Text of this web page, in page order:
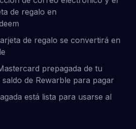
de regalo en
de regalo se convertirá en
prepagada de tu
de Rewarble para pagar
está lista para usarse al